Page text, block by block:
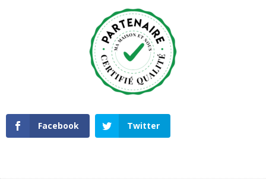
Facebook Twitter